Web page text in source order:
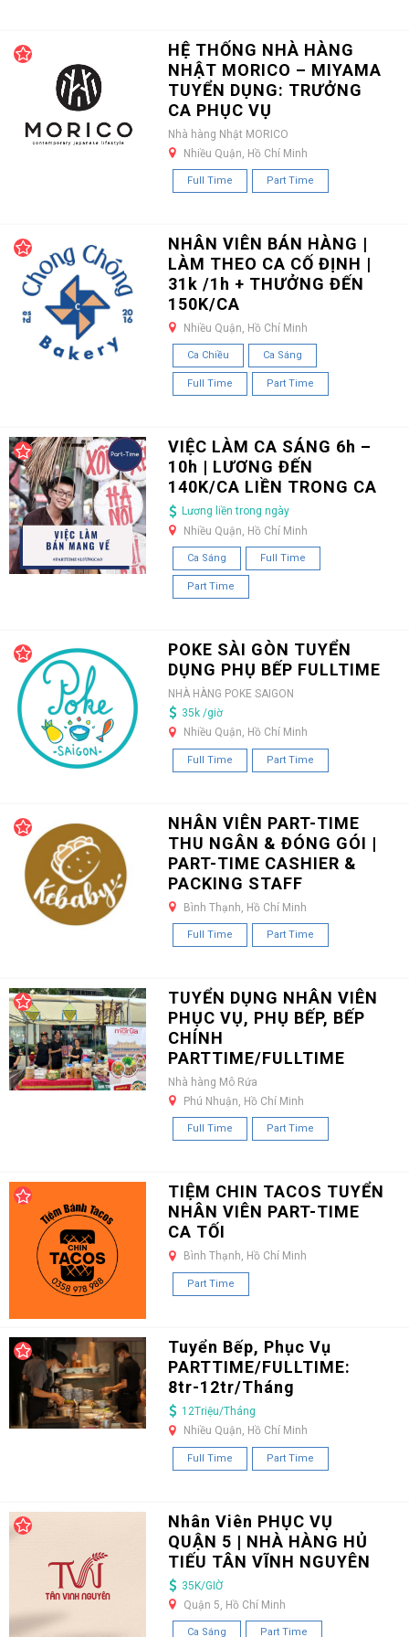
HỆ THỐNG NHÀ HÀNG
NHẬT MORICO – MIYAMA
TUYỂN DỤNG: TRƯỞNG
CA PHỤC VỤ
Nhà hàng Nhật MORICO
Nhiều Quận, Hồ Chí Minh
Full Time Part Time
NHÂN VIÊN BÁN HÀNG |
LÀM THEO CA CỐ ĐỊNH |
31k /1h + THƯỞNG ĐẾN
150K/CA
Nhiều Quận, Hồ Chí Minh
Ca Chiều Ca Sáng
Full Time Part Time
VIỆC LÀM CA SÁNG 6h –
10h | LƯƠNG ĐẾN
140K/CA LIỀN TRONG CA
Lương liền trong ngày
Nhiều Quận, Hồ Chí Minh
Ca Sáng Full Time
Part Time
POKE SÀI GÒN TUYỂN
DỤNG PHỤ BẾP FULLTIME
NHÀ HÀNG POKE SAIGON
35k /giờ
Nhiều Quận, Hồ Chí Minh
Full Time Part Time
NHÂN VIÊN PART-TIME
THU NGÂN & ĐÓNG GÓI |
PART-TIME CASHIER &
PACKING STAFF
Bình Thạnh, Hồ Chí Minh
Full Time Part Time
TUYỂN DỤNG NHÂN VIÊN
PHỤC VỤ, PHỤ BẾP, BẾP
CHÍNH
PARTTIME/FULLTIME
Nhà hàng Mô Rứa
Phú Nhuận, Hồ Chí Minh
Full Time Part Time
TIỆM CHIN TACOS TUYỂN
NHÂN VIÊN PART-TIME
CA TỐI
Bình Thạnh, Hồ Chí Minh
Part Time
Tuyển Bếp, Phục Vụ
PARTTIME/FULLTIME:
8tr-12tr/Tháng
12Triệu/Tháng
Nhiều Quận, Hồ Chí Minh
Full Time Part Time
Nhân Viên PHỤC VỤ
QUẬN 5 | NHÀ HÀNG HỦ
TIẾU TÂN VĨNH NGUYÊN
35K/GIỜ
Quận 5, Hồ Chí Minh
Ca Sáng Part Time